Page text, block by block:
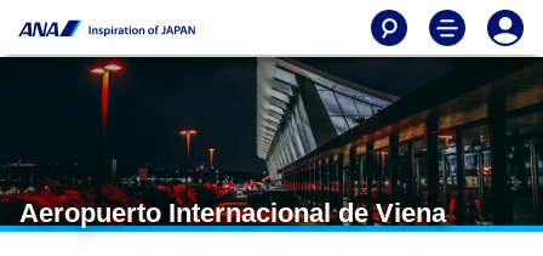
Aeropuerto Internacional de Viena